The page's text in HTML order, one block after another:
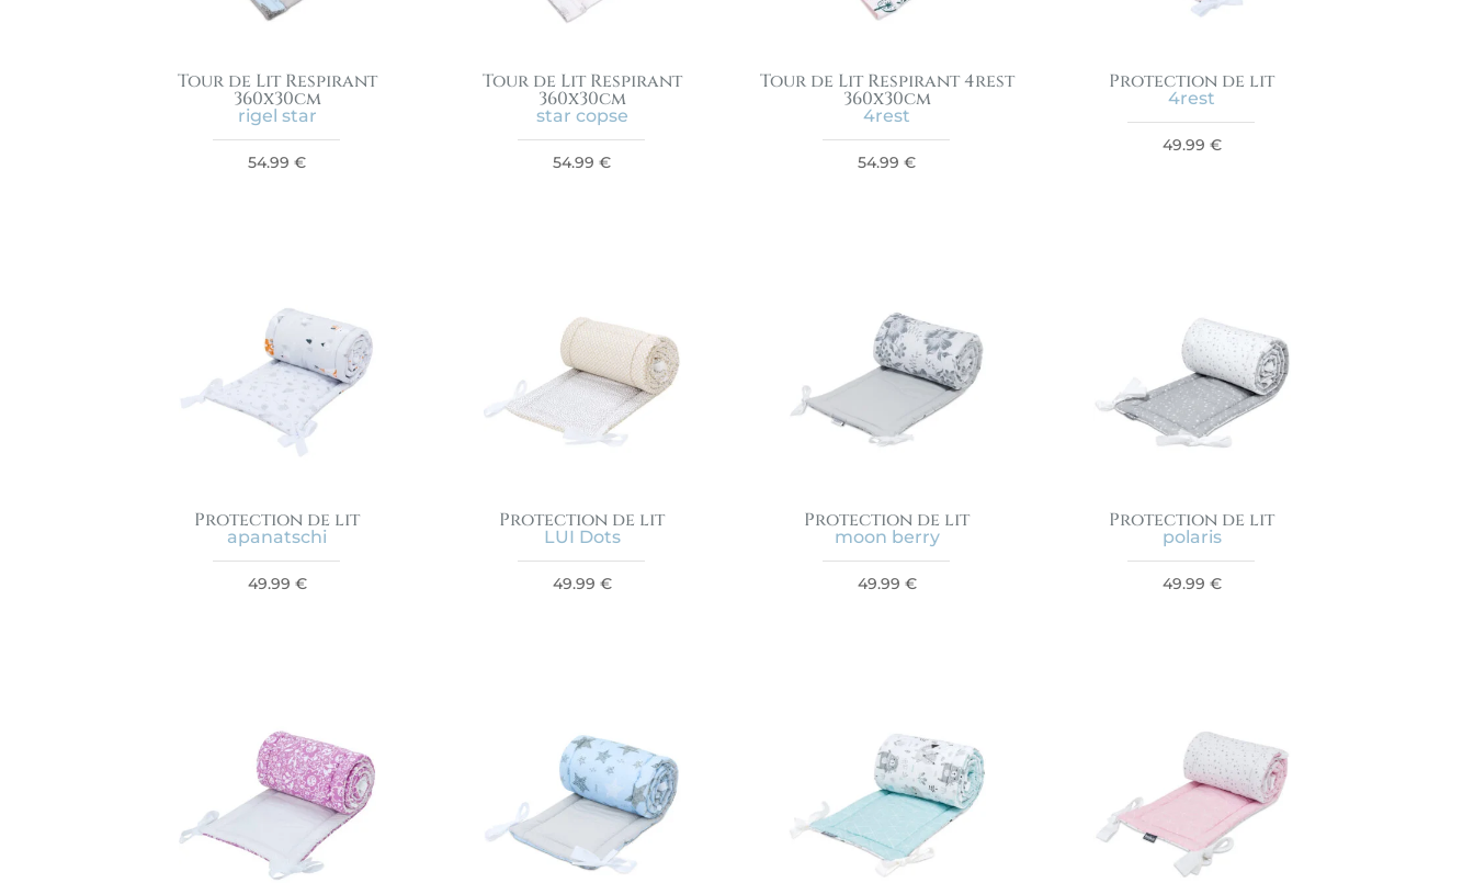
Tour de Lit Respirant
360x30cm
rigel star
54.99€
Tour de Lit Respirant
360x30cm
star copse
54.99€
Tour de Lit Respirant 4rest
360x30cm
4rest
54.99€
Protection de lit
4rest
49.99 €
Protection de lit
apanatschi
49.99 €
Protection de lit
LUI Dots
49.99 €
Protection de lit
moon berry
49.99 €
Protection de lit
polaris
49.99 €